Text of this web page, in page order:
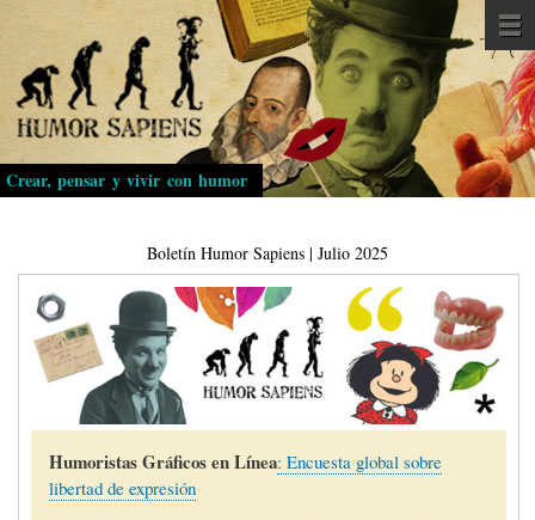
Pasar
al
contenido
principal
Crear, pensar y vivir con humor
Boletín Humor Sapiens | Julio 2025
Humoristas Gráficos en Línea: Encuesta global sobre
libertad de expresión